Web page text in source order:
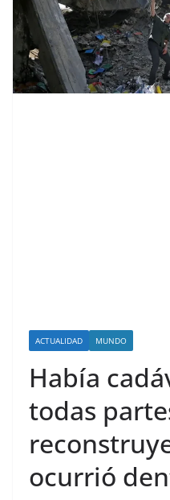
ACTUALIDAD MUNDO
Había
todas
ocurrió